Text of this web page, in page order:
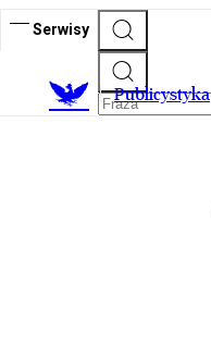
Serwisy
Publicystyka